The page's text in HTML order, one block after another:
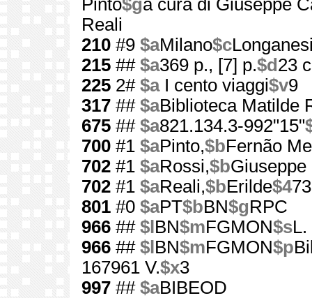
Pinto$ga cura di Giuseppe
Reali
210 #9 $aMilano$c
215 ## $a369 p., [7] p.$d 23
225 2# $aI cento viaggi$v9
317 ## $aBiblioteca Matilde
675 ## $a821.134.3-992"15"
700 #1 $aPinto,$bFernão
702 #1 $aRossi,$bGiuseppe
702 #1 $aReali,$bErilde$4
801 #0 $aPT$bBN$gRPC
966 ## $l BN$mFGMON$sL.
966 ## $l BN$mFGMON$p
167961 V.$x3
997 ## $aBIBEOD